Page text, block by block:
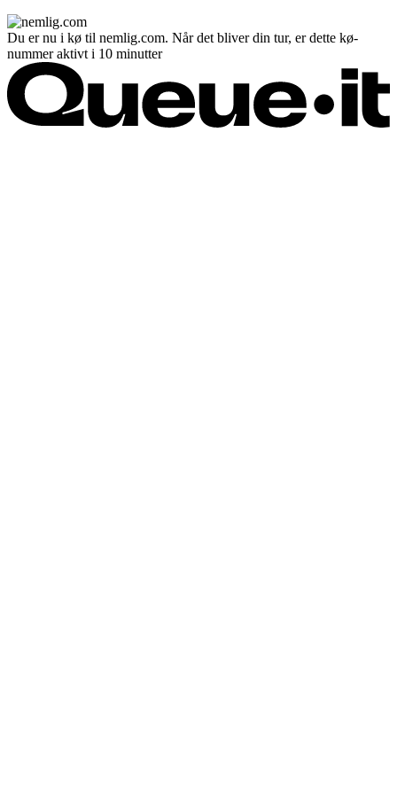
Du er nu i kø til nemlig.com. Når det bliver din tur, er dette kø-
nummer aktivt i 10 minutter